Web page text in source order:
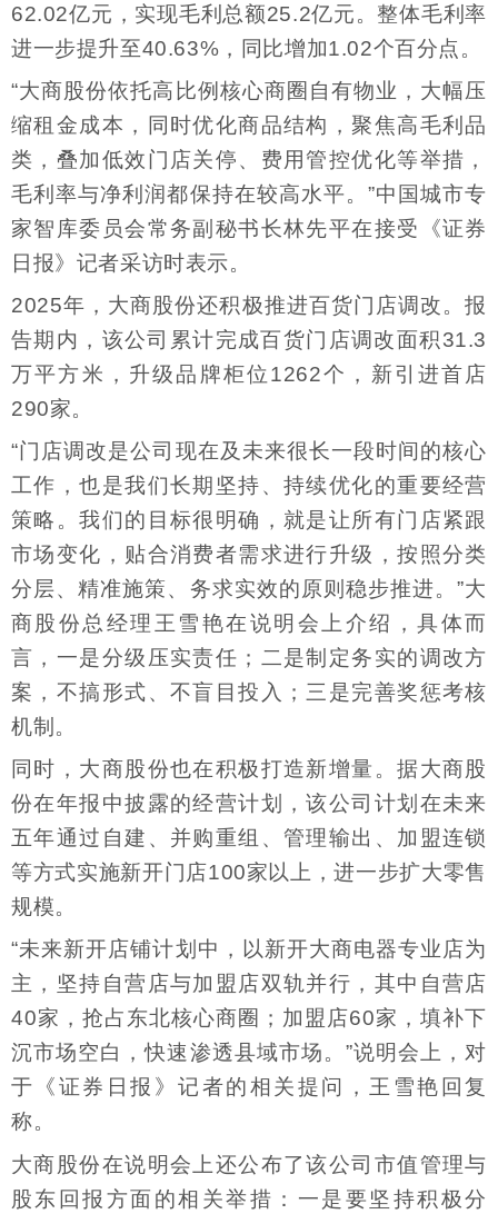
62.02亿元，实现毛利总额25.2亿元。整体毛利率
进一步提升至40.63%，同比增加1.02个百分点。
“大商股份依托高比例核心商圈自有物业，大幅压
缩租金成本，同时优化商品结构，聚焦高毛利品
类，叠加低效门店关停、费用管控优化等举措，
毛利率与净利润都保持在较高水平。”中国城市专
家智库委员会常务副秘书长林先平在接受《证券
日报》记者采访时表示。
2025年，大商股份还积极推进百货门店调改。报
告期内，该公司累计完成百货门店调改面积31.3
万平方米，升级品牌柜位1262个，新引进首店
290家。
“门店调改是公司现在及未来很长一段时间的核心
工作，也是我们长期坚持、持续优化的重要经营
策略。我们的目标很明确，就是让所有门店紧跟
市场变化，贴合消费者需求进行升级，按照分类
分层、精准施策、务求实效的原则稳步推进。”大
商股份总经理王雪艳在说明会上介绍，具体而
言，一是分级压实责任；二是制定务实的调改方
案，不搞形式、不盲目投入；三是完善奖惩考核
机制。
同时，大商股份也在积极打造新增量。据大商股
份在年报中披露的经营计划，该公司计划在未来
五年通过自建、并购重组、管理输出、加盟连锁
等方式实施新开门店100家以上，进一步扩大零售
规模。
“未来新开店铺计划中，以新开大商电器专业店为
主，坚持自营店与加盟店双轨并行，其中自营店
40家，抢占东北核心商圈；加盟店60家，填补下
沉市场空白，快速渗透县域市场。”说明会上，对
于《证券日报》记者的相关提问，王雪艳回复
称。
大商股份在说明会上还公布了该公司市值管理与
股东回报方面的相关举措：一是要坚持积极分